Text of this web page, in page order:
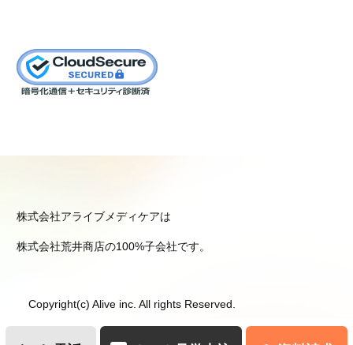
株式会社アライブメディケアは
株式会社荒井商店の100%子会社です。
Copyright(c) Alive inc. All rights Reserved.